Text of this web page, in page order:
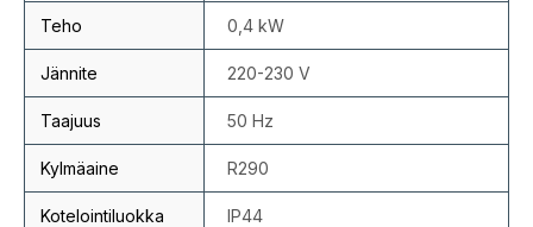
Teho 0,4 kW
Jännite 220-230 V
Taajuus 50 Hz
Kylmäaine R290
Kotelointiluokka IP44